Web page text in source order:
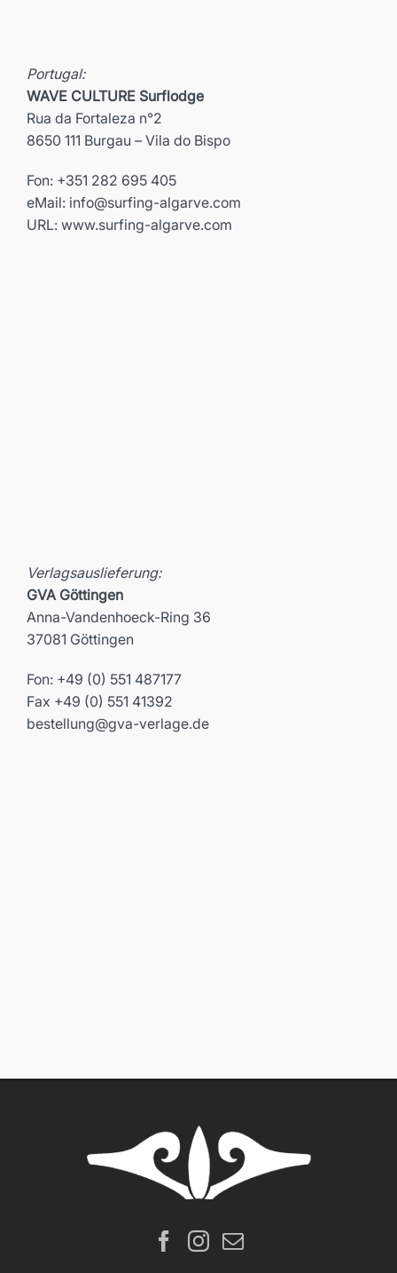
Portugal:
WAVE CULTURE Surflodge
Rua da Fortaleza n°2
8650 111 Burgau – Vila do Bispo
Fon: +351 282 695 405
eMail: info@surfing-algarve.com
URL: www.surfing-algarve.com
Verlagsauslieferung:
GVA Göttingen
Anna-Vandenhoeck-Ring 36
37081 Göttingen
Fon: +49 (0) 551 487177
Fax +49 (0) 551 41392
bestellung@gva-verlage.de